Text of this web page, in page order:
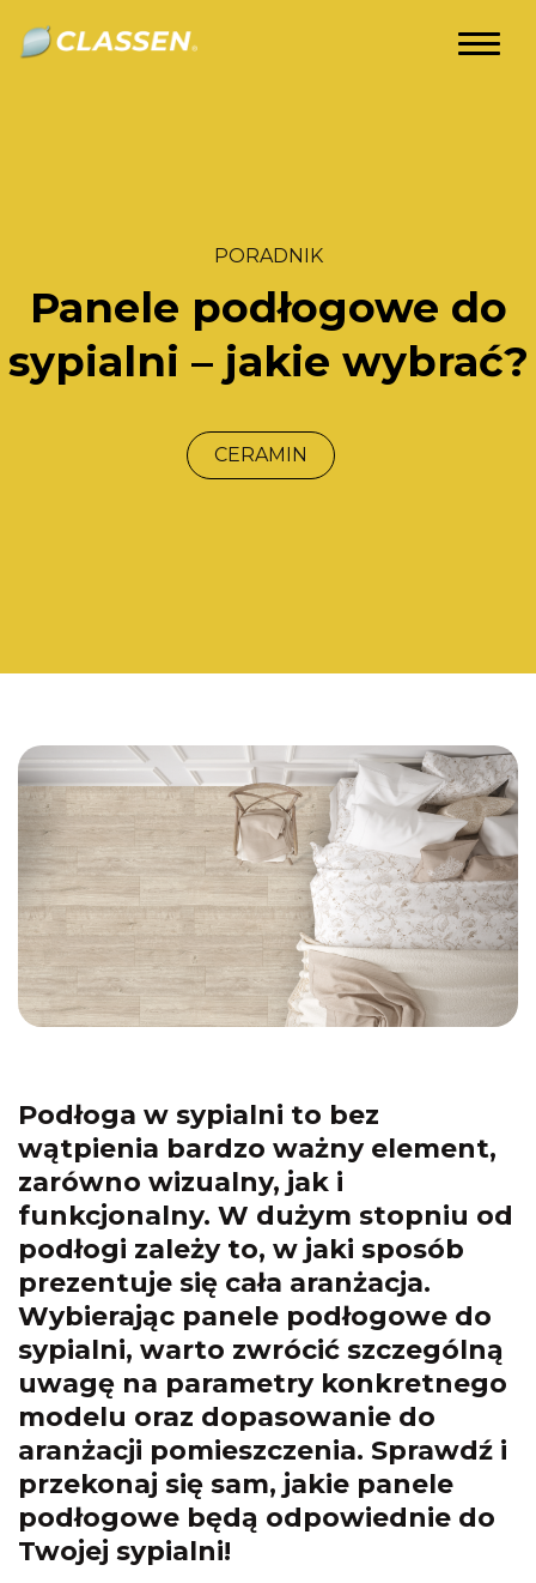
Kontakt
PL
PORADNIK
Panele podłogowe do
sypialni – jakie wybrać?
CERAMIN
Podłoga w sypialni to bez
wątpienia bardzo ważny element,
zarówno wizualny, jak i
funkcjonalny. W dużym stopniu od
podłogi zależy to, w jaki sposób
prezentuje się cała aranżacja.
Wybierając panele podłogowe do
sypialni, warto zwrócić szczególną
uwagę na parametry konkretnego
modelu oraz dopasowanie do
aranżacji pomieszczenia. Sprawdź i
przekonaj się sam, jakie panele
podłogowe będą odpowiednie do
Twojej sypialni!